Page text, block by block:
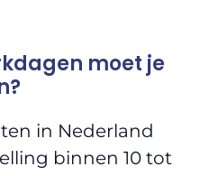
moet je
in Nederland
binnen 10 tot